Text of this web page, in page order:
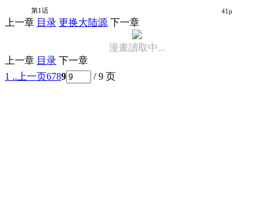
第1话 41p
上一章 目录 更换大陆源 下一章
漫畫讀取中...
上一章 目录 下一章
1 .. 上一页6789 / 9 页